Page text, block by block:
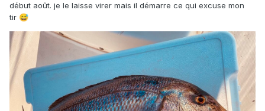
début août. je le laisse virer mais il démarre ce qui excuse mon
tir 😅